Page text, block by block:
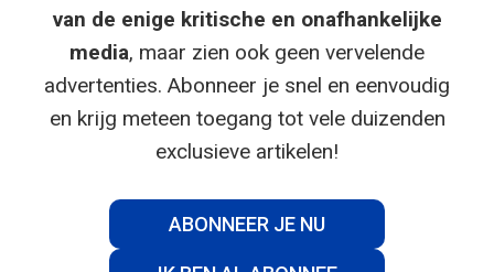
van de enige kritische en onafhankelijke
media, maar zien ook geen vervelende
advertenties. Abonneer je snel en eenvoudig
en krijg meteen toegang tot vele duizenden
exclusieve artikelen!
ABONNEER JE NU